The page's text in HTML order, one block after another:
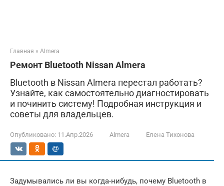
Главная » Almera
Ремонт Bluetooth Nissan Almera
Bluetooth в Nissan Almera перестал работать?
Узнайте, как самостоятельно диагностировать
и починить систему! Подробная инструкция и
советы для владельцев.
Опубликовано: 11.Апр.2026 Almera Елена Тихонова
Задумывались ли вы когда-нибудь, почему Bluetooth в